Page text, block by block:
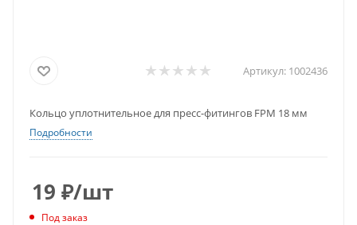
Артикул: 1002436
Кольцо уплотнительное для пресс-фитингов FPM 18 мм
Подробности
19 ₽/шт
Под заказ